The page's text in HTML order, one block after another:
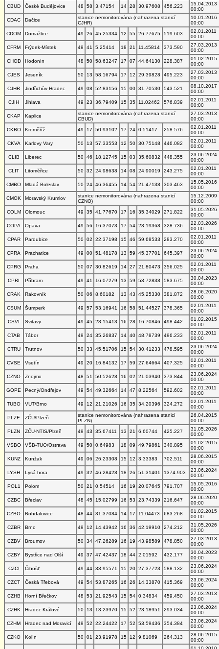
CBUD
České Budějovice 48 58 3.47154 14 28 30.97608 456.223
15.04.2013
00:00
CDAC
Dačice
stanice nemonitorována (nahrazena stanicí
CJHR)
10.01.2016
00:00
CDOM
Domažlice 49 26 45.25334 12 55 26.77675 519.603
02.01.2011
00:00
CFRM
Frýdek-Místek 49 41 5.25414 18 21 11.45814 373.590
27.03.2013
00:00
CHOD
Hodonín 48 50 58.63247 17 07 44.64130 228.387
01.02.2015
00:00
CJES
Jeseník 50 13 58.16794 17 12 29.39828 495.223
27.03.2013
00:00
CJHR
Jindřichův Hradec 49 08 52.83156 15 00 31.70530 543.521
08.10.2017
00:00
CJIH
Jihlava 49 23 36.79409 15 35 11.02462 576.839
02.01.2011
00:00
CKAP
Kaplice
stanice nemonitorována (nahrazena stanicí
CBUD)
27.03.2013
00:00
CKRO
Kroměříž 49 17 50.93102 17 24 0.51417 258.576
02.01.2011
00:00
CKVA
Karlovy Vary 50 13 57.33553 12 50 30.75148 446.082
02.01.2011
00:00
CLIB
Liberec 50 46 18.12745 15 03 35.60832 448.355
23.06.2024
00:00
CLIT
Litoměřice 50 32 24.98638 14 08 24.90019 243.275
02.01.2011
00:00
CMBO
Mladá Boleslav 50 24 46.36455 14 54 21.47138 303.463
15.05.2016
00:00
CMOK
Moravský Krumlov
stanice nemonitorována (nahrazena stanicí
CZNO)
15.12.2009
00:00
COLM
Olomouc 49 35 41.77670 17 16 35.34029 271.822
31.05.2026
00:00
COPA
Opava 49 56 16.37073 17 54 23.19368 328.736
22.03.2026
00:00
CPAR
Pardubice 50 02 22.37198 15 46 59.68533 283.270
02.01.2011
00:00
CPRA
Prachatice 49 00 51.48178 13 59 45.37701 645.397
23.06.2024
00:00
CPRG
Praha 50 07 30.82619 14 27 21.80473 356.025
02.01.2011
00:00
CPRI
Příbram 49 41 16.07279 13 59 53.72838 583.675
30.04.2023
00:00
CRAK
Rakovník 50 06 8.60182 13 43 45.25330 381.872
28.06.2020
00:00
CSUM
Šumperk 49 57 53.16941 16 58 51.44527 378.365
02.01.2011
00:00
CSVI
Svitavy 49 45 28.15413 16 28 16.70846 498.442
01.02.2015
00:00
CTAB
Tábor 49 24 35.26837 14 40 48.78739 496.233
02.01.2011
00:00
CTRU
Trutnov 50 33 45.51706 15 54 30.41233 478.595
23.06.2024
00:00
CVSE
Vsetín 49 20 16.84132 17 59 27.64664 407.325
02.01.2011
00:00
CZNO
Znojmo 48 51 50.52628 16 02 21.03940 373.844
23.06.2024
00:00
GOPE
Pecný/Ondřejov 49 54 49.32664 14 47 8.22564 592.602
02.01.2011
00:00
TUBO
VUT/Brno 49 12 21.21026 16 35 34.20396 324.272
02.01.2011
00:00
PLZE
ZČU/Plzeň
stanice nemonitorována (nahrazena stanicí
PLZN)
26.04.2015
00:00
PLZN
ZČU-NTIS/Plzeň 49 43 35.67411 13 21 6.60744 425.227
31.05.2026
00:00
VSBO
VŠB-TUO/Ostrava 49 50 0.64983 18 09 49.79861 340.895
01.02.2015
00:00
KUNZ
Kunžak 49 06 26.23308 15 12 3.33383 702.511
28.06.2015
00:00
LYSH
Lysá hora 49 32 46.28428 18 26 51.31401 1374.903
23.06.2024
00:00
POL1
Polom 50 21 0.54514 16 19 20.07645 791.707
15.05.2016
00:00
CZBC
Břeclav 48 45 15.02799 16 53 23.74339 216.647
28.06.2020
00:00
CZBO
Bohdalovice 48 44 31.37084 14 17 11.04473 683.268
01.02.2015
00:00
CZBR
Brno 49 12 14.43942 16 36 42.19910 274.212
31.05.2026
00:00
CZBV
Broumov 50 34 47.26289 16 19 43.98589 478.850
27.03.2013
00:00
CZBY
Bystřice nad Olší 49 37 47.42437 18 44 2.01592 432.177
30.04.2023
00:00
CZCI
Čihošť 49 44 33.95571 15 20 27.37723 588.132
23.06.2024
00:00
CZCT
Česká Třebová 49 54 53.87265 16 26 14.33870 415.369
23.06.2024
00:00
CZHB
Horní Břečkov 48 53 21.92543 15 54 0.34834 459.450
27.03.2013
00:00
CZHK
Hradec Králové 50 13 13.23970 15 52 23.18951 293.034
23.06.2024
00:00
CZHM
Hradec nad Moravicí 49 52 22.24422 17 52 53.59436 354.384
23.06.2024
00:00
CZKO
Kolín 50 01 23.91978 15 12 9.81069 264.313
28.06.2015
00:00